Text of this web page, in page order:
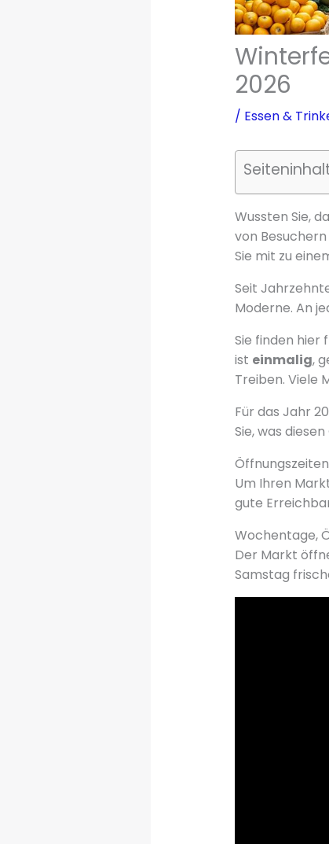
2026
/ Essen &
Wussten Sie,
von
Sie mit zu
Seit
Moderne. An
Sie finden hier
ist einmalig,
Treiben. Viele
Für das Jahr
Sie, was
Um Ihren
gute
Wochentage,
Der Markt
Samstag